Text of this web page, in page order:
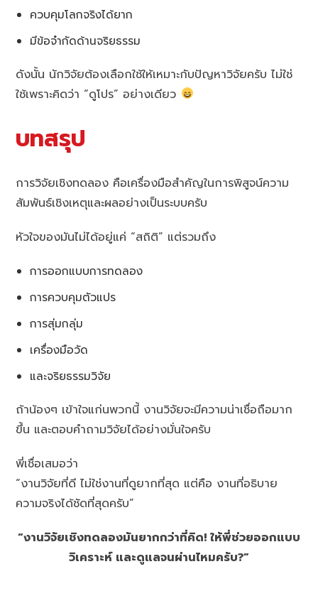
ควบคุมโลกจริงได้ยาก
มีข้อจำกัดด้านจริยธรรม
ดังนั้น นักวิจัยต้องเลือกใช้ให้เหมาะกับปัญหาวิจัยครับ ไม่ใช่
ใช้เพราะคิดว่า “ดูโปร” อย่างเดียว
บทสรุป
การวิจัยเชิงทดลอง คือเครื่องมือสำคัญในการพิสูจน์ความ
สัมพันธ์เชิงเหตุและผลอย่างเป็นระบบครับ
หัวใจของมันไม่ได้อยู่แค่ “สถิติ” แต่รวมถึง
การออกแบบการทดลอง
การควบคุมตัวแปร
การสุ่มกลุ่ม
เครื่องมือวัด
และจริยธรรมวิจัย
ถ้าน้องๆ เข้าใจแก่นพวกนี้ งานวิจัยจะมีความน่าเชื่อถือมาก
ขึ้น และตอบคำถามวิจัยได้อย่างมั่นใจครับ
พี่เชื่อเสมอว่า
“งานวิจัยที่ดี ไม่ใช่งานที่ดูยากที่สุด แต่คือ งานที่อธิบาย
ความจริงได้ชัดที่สุดครับ”
“งานวิจัยเชิงทดลองมันยากกว่าที่คิด! ให้พี่ช่วยออกแบบ
วิเคราะห์ และดูแลจนผ่านไหมครับ?”